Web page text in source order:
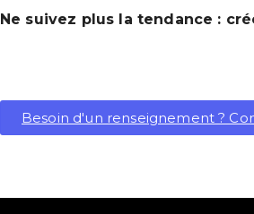
Ne suivez plus la tendance :
Besoin d'un renseignement ?